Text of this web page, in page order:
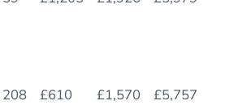
208 £610 £1,570 £5,757